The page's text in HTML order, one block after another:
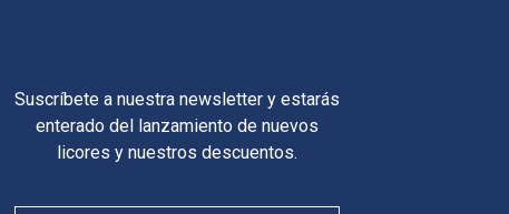
Suscríbete a nuestra newsletter y estarás
enterado del lanzamiento de nuevos
licores y nuestros descuentos.